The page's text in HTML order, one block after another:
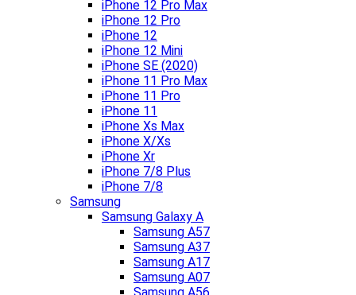
iPhone 12 Pro Max
iPhone 12 Pro
iPhone 12
iPhone 12 Mini
iPhone SE (2020)
iPhone 11 Pro Max
iPhone 11 Pro
iPhone 11
iPhone Xs Max
iPhone X/Xs
iPhone Xr
iPhone 7/8 Plus
iPhone 7/8
Samsung
Samsung Galaxy A
Samsung A57
Samsung A37
Samsung A17
Samsung A07